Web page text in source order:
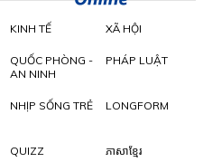
KINH TẾ XÃ HỘI
QUỐC PHÒNG -
AN NINH
PHÁP LUẬT
NHỊP SỐNG TRẺ LONGFORM
QUIZZ ភាសាខ្មែរ